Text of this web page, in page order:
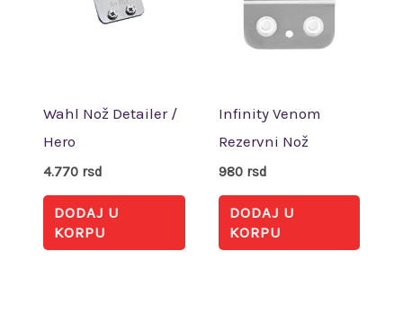
Wahl Nož Detailer /
Hero
4.770 rsd
DODAJ U
KORPU
Infinity Venom
Rezervni Nož
980 rsd
DODAJ U
KORPU